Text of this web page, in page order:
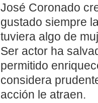
José Coronado
gustado siempre
tuviera algo de
Ser actor ha
permitido
considera
acción le atraen.